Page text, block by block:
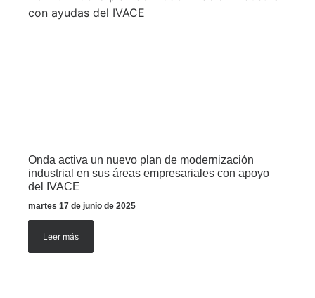
Onda activa un nuevo plan de modernización
industrial en sus áreas empresariales con apoyo
del IVACE
martes 17 de junio de 2025
Leer más